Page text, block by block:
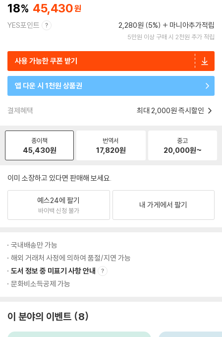
18 45,430
YES포인트 2,280원 (5%) 마니아추가적립
5만원 이상 구매 시 2천원 추가 적립
사용 가능한 쿠폰 받기
앱 다운 시 1천원 상품권
결제혜택 최대 2,000원 즉시할인
종이책
45,430원
번역서
17,820원
중고
20,000원~
이미 소장하고 있다면 판매해 보세요.
예스24에 팔기
바이백 신청 불가
내 가게에서 팔기
국내배송만 가능
해외 거래처 사정에 의하여 품절/지연 가능
도서 정보 중 미표기 사항 안내
문화비소득공제 가능
이 분야의 이벤트 8